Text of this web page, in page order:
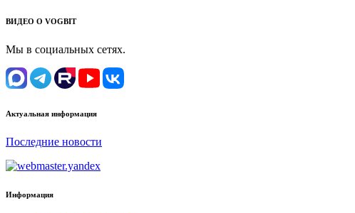
ВИДЕО О VOGBIT
Мы в социальных сетях.
Актуальная информация
Последние новости
Информация